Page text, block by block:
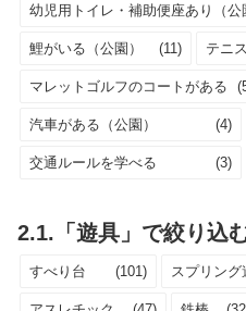
幼児用トイレ・補助便座あり（公
鯉がいる（公園） (11) テニ
マレットゴルフのコートがある
汽車がある（公園） (4)
交通ルールを学べる (3)
2.1.「遊具」で絞り込
すべり台 (101) スプリング